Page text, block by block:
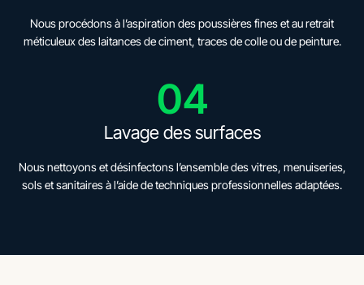
Nous procédons à l’aspiration des poussières fines et au retrait
méticuleux des laitances de ciment, traces de colle ou de peinture.
04
Lavage des surfaces
Nous nettoyons et désinfectons l’ensemble des vitres, menuiseries,
sols et sanitaires à l’aide de techniques professionnelles adaptées.